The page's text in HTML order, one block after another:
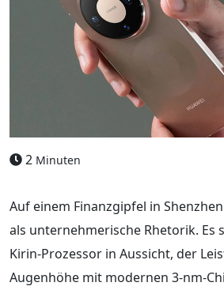
2 Minuten
Auf einem Finanzgipfel in
als unternehmerische Rhetorik. Es
Kirin-Prozessor in Aussicht, der
Augenhöhe mit modernen 3-nm-